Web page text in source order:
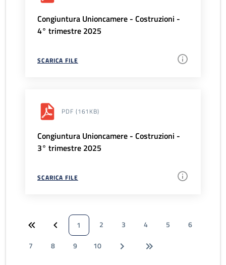
Congiuntura Unioncamere - Costruzioni -
4° trimestre 2025
SCARICA FILE
PDF (161KB)
Congiuntura Unioncamere - Costruzioni -
3° trimestre 2025
SCARICA FILE
1 2 3 4 5
6
7
8 9 10